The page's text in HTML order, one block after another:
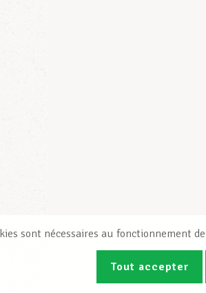
sont nécessaires au fonctionnement
Tout accepter